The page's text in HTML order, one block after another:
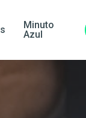
Minuto
Azul